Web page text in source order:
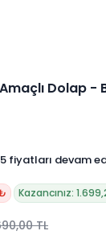
Dolap -
fiyatları devam
Kazancınız:
TL